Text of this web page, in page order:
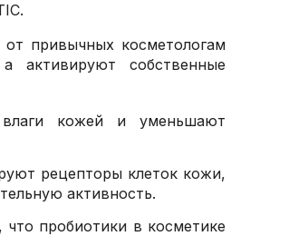
от привычных косметологам
активируют собственные
влаги кожей и уменьшают
рецепторы клеток кожи,
активность.
пробиотики в косметике